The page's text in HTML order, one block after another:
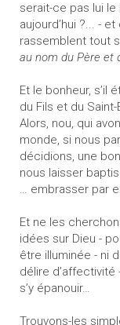
serait-ce pas lui le
aujourd’hui ?... -
rassemblent tout
au nom du Père et
Et le bonheur, s’il
du Fils et du
Alors, nou, qui
monde, si nous
décidions, une
nous laisser
… embrasser par
Et ne les
idées sur Dieu -
être illuminée - ni
délire
s’y épanouir…
Trouvons-les